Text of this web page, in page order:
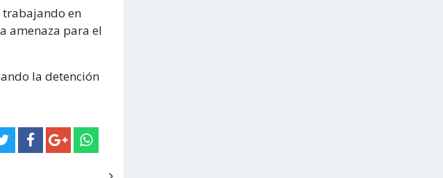
trabajando en
amenaza para el
la detención